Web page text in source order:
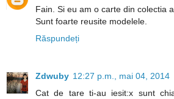
Fain. Si eu am o carte din colectia
Sunt foarte reusite modelele.
Răspundeți
Zdwuby 12:27 p.m., mai 04, 2014
Cat de tare ti-au iesit:x sunt